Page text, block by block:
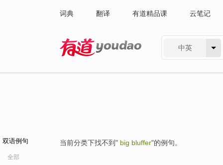
词典 翻译 有道精品课 云笔记
中英
双语例句
全部
当前分类下找不到" big bluffer"的例句。